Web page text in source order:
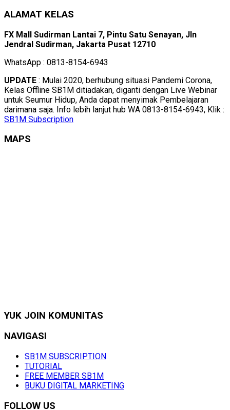
ALAMAT KELAS
FX Mall Sudirman Lantai 7, Pintu Satu Senayan, Jln
Jendral Sudirman, Jakarta Pusat 12710
WhatsApp : 0813-8154-6943
UPDATE : Mulai 2020, berhubung situasi Pandemi Corona,
Kelas Offline SB1M ditiadakan, diganti dengan Live Webinar
untuk Seumur Hidup, Anda dapat menyimak Pembelajaran
darimana saja. Info lebih lanjut hub WA 0813-8154-6943, Klik :
SB1M Subscription
MAPS
YUK JOIN KOMUNITAS
NAVIGASI
SB1M SUBSCRIPTION
TUTORIAL
FREE MEMBER SB1M
BUKU DIGITAL MARKETING
FOLLOW US